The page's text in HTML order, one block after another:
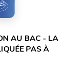
AU BAC - LA
PAS À